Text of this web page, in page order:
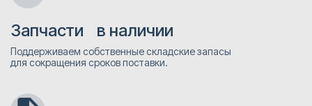
Запчасти в наличии
Поддерживаем собственные складские запасы
для сокращения сроков поставки.